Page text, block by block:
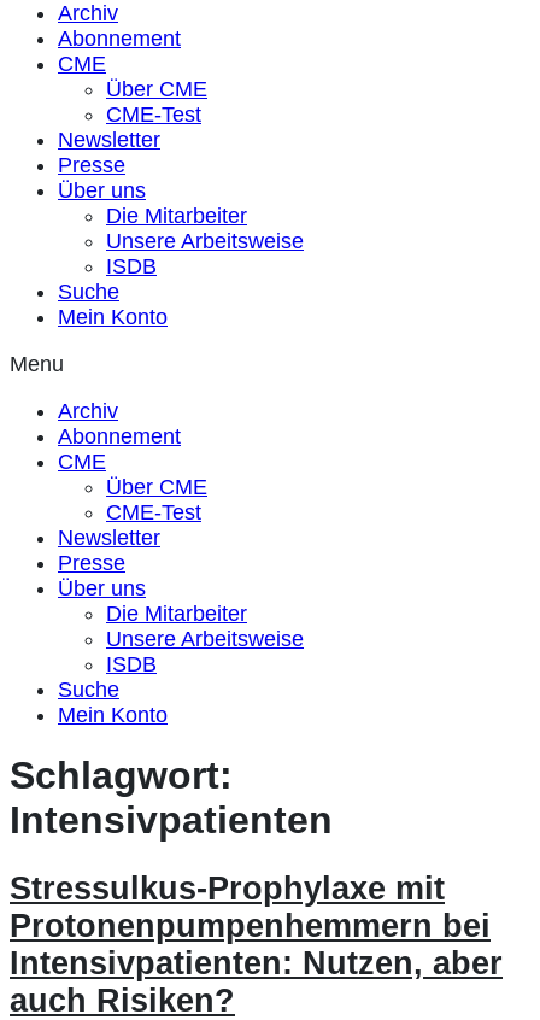
Archiv
Abonnement
CME
Über CME
CME-Test
Newsletter
Presse
Über uns
Die Mitarbeiter
Unsere Arbeitsweise
ISDB
Suche
Mein Konto
Menu
Archiv
Abonnement
CME
Über CME
CME-Test
Newsletter
Presse
Über uns
Die Mitarbeiter
Unsere Arbeitsweise
ISDB
Suche
Mein Konto
Schlagwort:
Intensivpatienten
Stressulkus-Prophylaxe mit
Protonenpumpenhemmern bei
Intensivpatienten: Nutzen, aber
auch Risiken?